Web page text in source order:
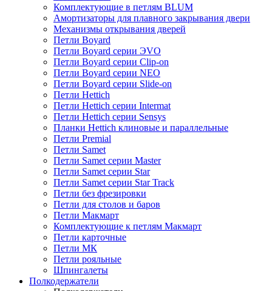
Комплектующие в петлям BLUM
Амортизаторы для плавного закрывания двери
Механизмы открывания дверей
Петли Boyard
Петли Boyard серии ЭVO
Петли Boyard серии Clip-on
Петли Boyard серии NEO
Петли Boyard серии Slide-on
Петли Hettich
Петли Hettich серии Intermat
Петли Hettich серии Sensys
Планки Hettich клиновые и параллельные
Петли Premial
Петли Samet
Петли Samet серии Master
Петли Samet серии Star
Петли Samet серии Star Track
Петли без фрезировки
Петли для столов и баров
Петли Макмарт
Комплектующие к петлям Макмарт
Петли карточные
Петли МК
Петли рояльные
Шпингалеты
Полкодержатели